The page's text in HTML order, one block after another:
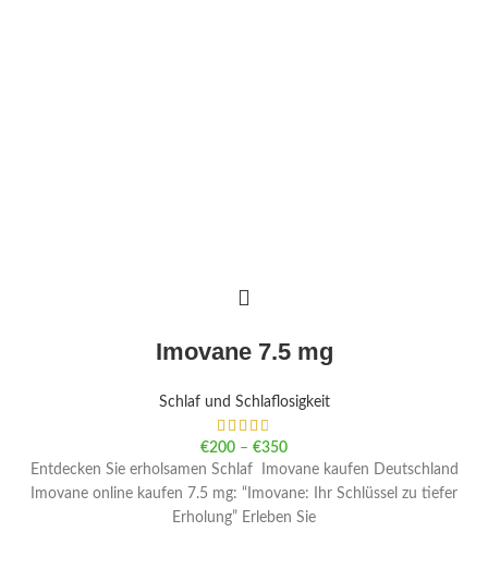
Imovane 7.5 mg
Schlaf und Schlaflosigkeit
€200 – €350
Entdecken Sie erholsamen Schlaf Imovane kaufen Deutschland
Imovane online kaufen 7.5 mg: “Imovane: Ihr Schlüssel zu tiefer
Erholung” Erleben Sie